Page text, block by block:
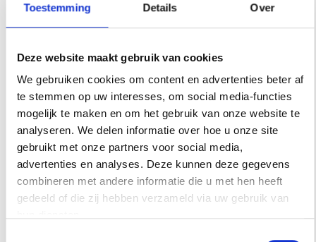
Toestemming Details Over
Deze website maakt gebruik van cookies
We gebruiken cookies om content en advertenties beter af
te stemmen op uw interesses, om social media-functies
mogelijk te maken en om het gebruik van onze website te
analyseren. We delen informatie over hoe u onze site
gebruikt met onze partners voor social media,
advertenties en analyses. Deze kunnen deze gegevens
combineren met andere informatie die u met hen heeft
gedeeld of die zij hebben verzameld via uw gebruik van
BINNENKIJKEN
KIJK BINNEN BIJ DIT KLEURRIJKE
RESTAURANT IN LYON DOOR STUDIO
MASQUESPACIO
Het zuurstokgehalte is hoog in Piade.